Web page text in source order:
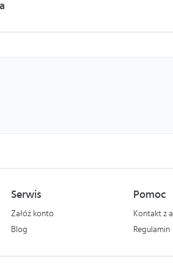
Serwis
Załóż konto
Blog
Pomoc
Kontakt z
Regulamin